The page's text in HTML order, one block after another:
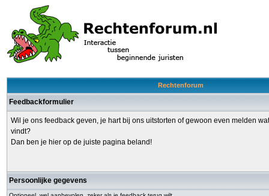
Rechtenforum
Feedbackformulier
Wil je ons feedback geven, je hart bij ons uitstorten of gewoon even melden
vindt?
Dan ben je hier op de juiste pagina beland!
Persoonlijke gegevens